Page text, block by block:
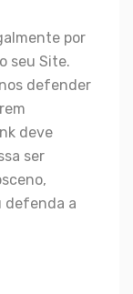
por
seu Site.
defender
deve
ser
defenda a